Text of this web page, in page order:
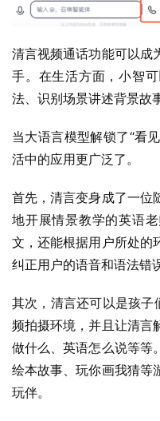
清言视频通话功能可以成
手。在生活方面，小智
法、识别场景讲述背景故
当大语言模型解锁了“看
活中的应用更广泛了。
首先，清言变身成了一位
地开展情景教学的英语
文，还能根据用户所处的
纠正用户的语音和语法错
其次，清言还可以是孩子
频拍摄环境，并且让清言
做什么、英语怎么说等等
绘本故事、玩你画我猜等
玩伴。